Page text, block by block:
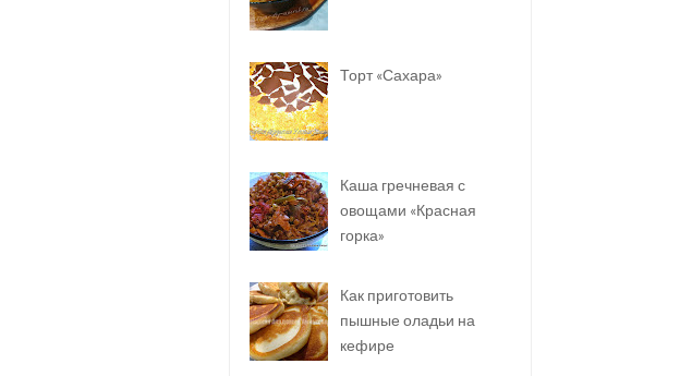
Торт «Сахара»
Каша гречневая с
овощами «Красная
горка»
Как приготовить
пышные оладьи на
кефире